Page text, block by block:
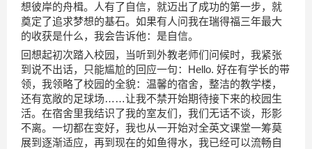
想彼岸的舟楫。人有了自信，就迈出了成功的第一步，就
奠定了追求梦想的基石。如果有人问我在瑞得福三年最大
的收获是什么，我会告诉他：是自信。
回想起初次踏入校园，当听到外教老师们问候时，我紧张
到说不出话，只能尴尬的回应一句：Hello. 好在有学长的带
领，我领略了校园的全貌：温馨的宿舍，整洁的教学楼，
还有宽敞的足球场……让我不禁开始期待接下来的校园生
活。在宿舍里我结识了我的室友们，我们无话不谈，形影
不离。一切都在变好，我也从一开始对全英文课堂一筹莫
展到逐渐适应，再到现在的如鱼得水，我已经可以流畅自